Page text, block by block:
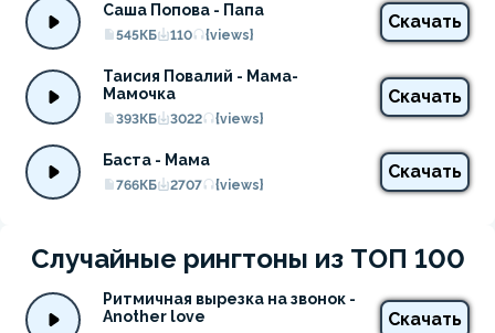
Саша Попова - Папа
545КБ 110 {views}
Скачать
Таисия Повалий - Мама-
Мамочка
393КБ 3022 {views}
Скачать
Баста - Мама
766КБ 2707 {views}
Скачать
Случайные рингтоны из ТОП 100
Ритмичная вырезка на звонок -
Another love
Скачать